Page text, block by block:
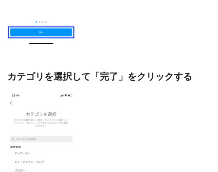
カテゴリを選択して「完了」をクリックする